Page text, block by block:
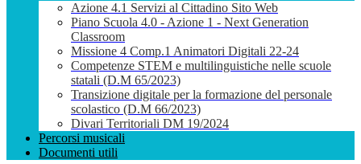
Azione 4.1 Servizi al Cittadino Sito Web
Piano Scuola 4.0 - Azione 1 - Next Generation
Classroom
Missione 4 Comp.1 Animatori Digitali 22-24
Competenze STEM e multilinguistiche nelle scuole
statali (D.M 65/2023)
Transizione digitale per la formazione del personale
scolastico (D.M 66/2023)
Divari Territoriali DM 19/2024
Percorsi musicali
Documenti utili